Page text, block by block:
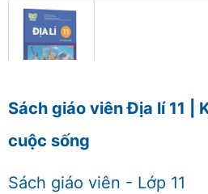
Sách giáo viên Địa lí 11 |
cuộc sống
Sách giáo viên - Lớp 11